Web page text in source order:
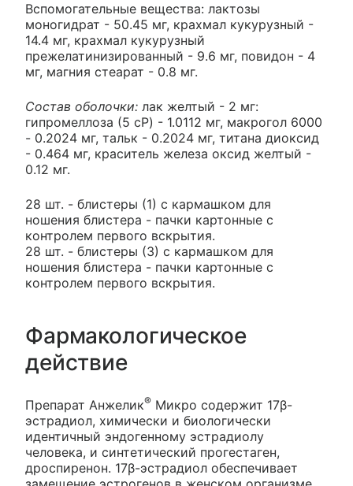
Вспомогательные вещества: лактозы
моногидрат - 50.45 мг, крахмал кукурузный -
14.4 мг, крахмал кукурузный
прежелатинизированный - 9.6 мг, повидон - 4
мг, магния стеарат - 0.8 мг.
Состав оболочки: лак желтый - 2 мг:
гипромеллоза (5 cP) - 1.0112 мг, макрогол 6000
- 0.2024 мг, тальк - 0.2024 мг, титана диоксид
- 0.464 мг, краситель железа оксид желтый -
0.12 мг.
28 шт. - блистеры (1) с кармашком для
ношения блистера - пачки картонные с
контролем первого вскрытия.
28 шт. - блистеры (3) с кармашком для
ношения блистера - пачки картонные с
контролем первого вскрытия.
Фармакологическое
действие
Препарат Анжелик® Микро содержит 17β-
эстрадиол, химически и биологически
идентичный эндогенному эстрадиолу
человека, и синтетический прогестаген,
дроспиренон. 17β-эстрадиол обеспечивает